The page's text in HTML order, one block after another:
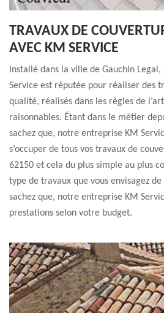
TRAVAUX DE
AVEC KM SERVICE
Installé dans la ville de Gauchin
Service est réputée pour réaliser des
qualité, réalisés dans les règles de
raisonnables. Étant dans le métier
sachez que, notre entreprise KM
s’occuper de tous vos travaux de
62150 et cela du plus simple au plus
type de travaux que vous envisagez
sachez que, notre entreprise KM
prestations selon votre budget.